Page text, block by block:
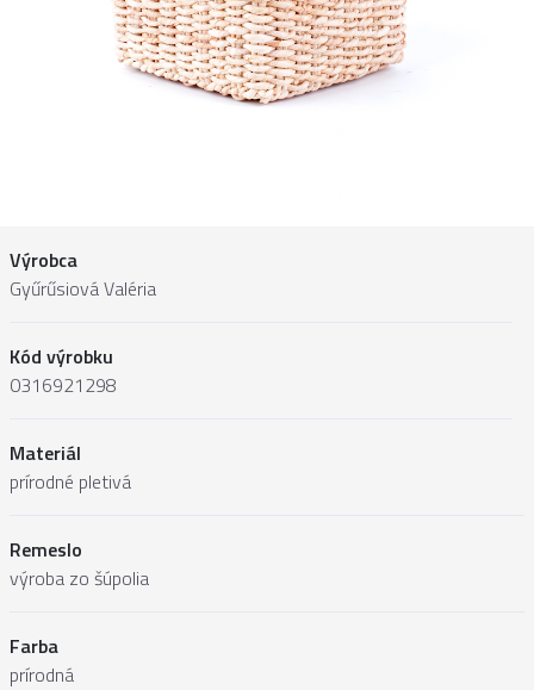
Výrobca
Gyűrűsiová Valéria
Kód výrobku
0316921298
Materiál
prírodné pletivá
Remeslo
výroba zo šúpolia
Farba
prírodná